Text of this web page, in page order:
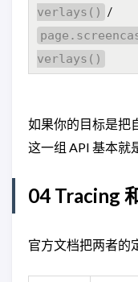
verlays() /
verlays()
如果你的目标是把
这一组 API 基本就
04 Tracing
官方文档把两者的